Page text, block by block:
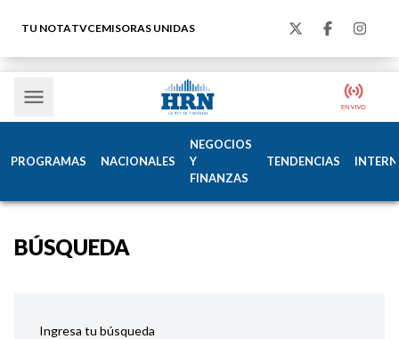
TU NOTATVCEMISORAS UNIDAS
PROGRAMAS NACIONALES
NEGOCIOS
Y
FINANZAS
TENDENCIAS
BÚSQUEDA
Ingresa tu búsqueda